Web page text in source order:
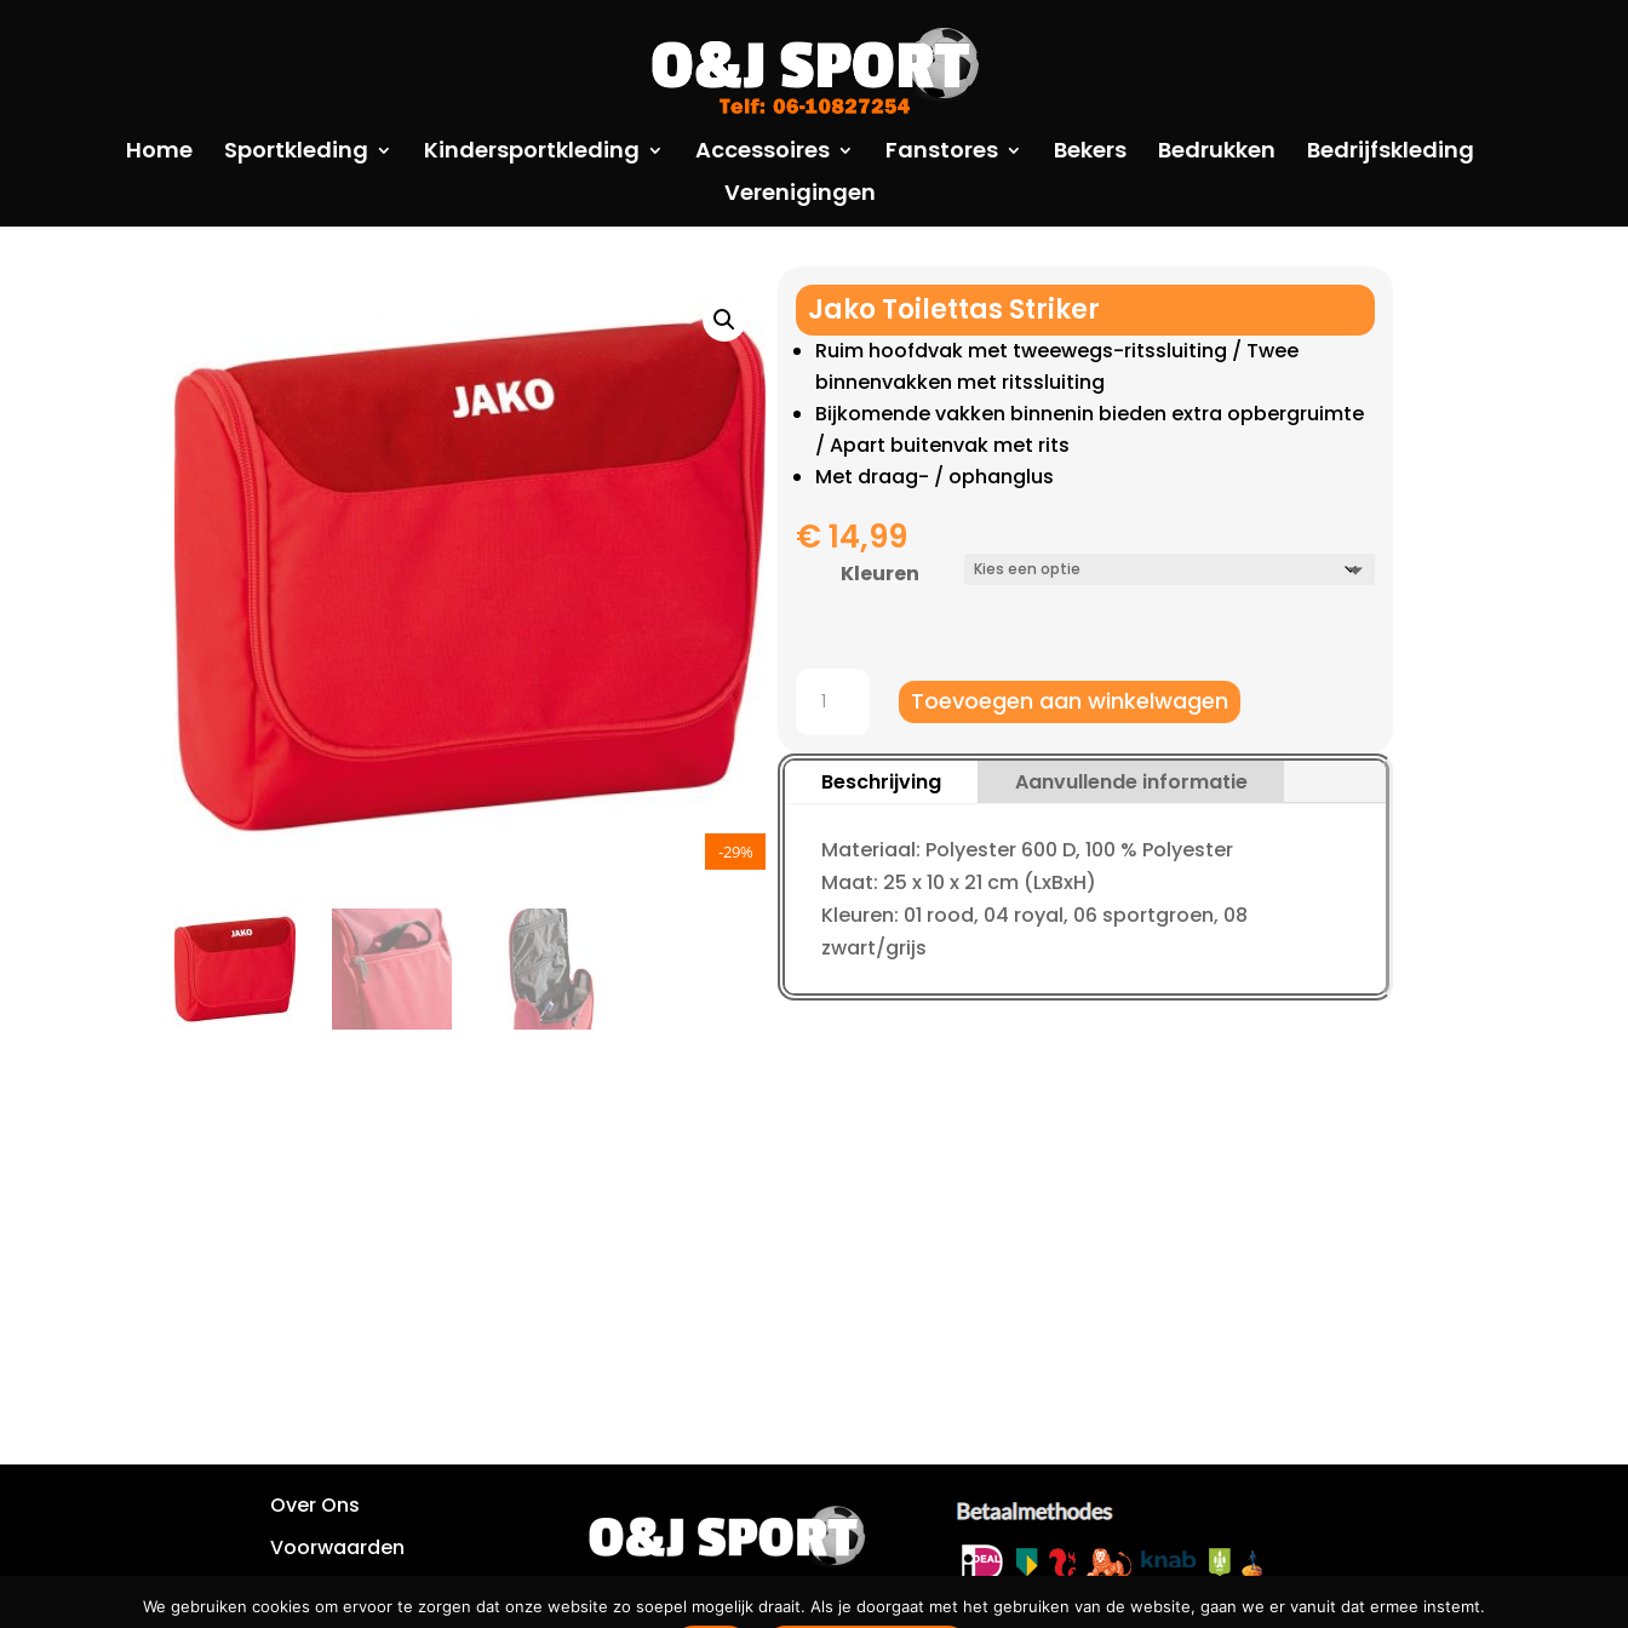
Home Sportkleding Kindersportkleding Accessoires Fanstores Bekers Bedrukken
Bedrijfskleding
Verenigingen
-29%
Jako Toilettas Striker
Ruim hoofdvak met tweewegs-ritssluiting / Twee
binnenvakken met ritssluiting
Bijkomende vakken binnenin bieden extra opbergruimte
/ Apart buitenvak met rits
Met draag- / ophanglus
€14,99
Kleuren
Toilettas
Striker
aantal
Toevoegen aan winkelwagen
Beschrijving Aanvullende informatie
Materiaal: Polyester 600 D, 100 % Polyester
Maat: 25 x 10 x 21 cm (LxBxH)
Kleuren: 01 rood, 04 royal, 06 sportgroen, 08
zwart/grijs
Over Ons
Voorwaarden
We gebruiken cookies om ervoor te zorgen dat onze website zo soepel mogelijk draait. Als je doorgaat met het gebruiken van de website, gaan we er vanuit dat ermee instemt.